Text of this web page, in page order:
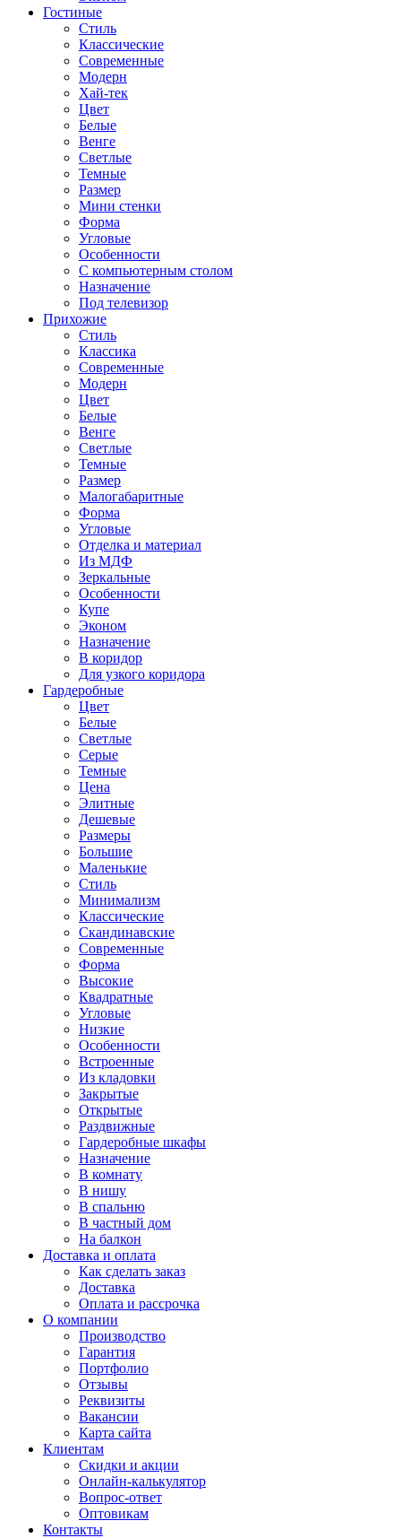
Гостиные
Стиль
Классические
Современные
Модерн
Хай-тек
Цвет
Белые
Венге
Светлые
Темные
Размер
Мини стенки
Форма
Угловые
Особенности
С компьютерным столом
Назначение
Под телевизор
Прихожие
Стиль
Классика
Современные
Модерн
Цвет
Белые
Венге
Светлые
Темные
Размер
Малогабаритные
Форма
Угловые
Отделка и материал
Из МДФ
Зеркальные
Особенности
Купе
Эконом
Назначение
В коридор
Для узкого коридора
Гардеробные
Цвет
Белые
Светлые
Серые
Темные
Цена
Элитные
Дешевые
Размеры
Большие
Маленькие
Стиль
Минимализм
Классические
Скандинавские
Современные
Форма
Высокие
Квадратные
Угловые
Низкие
Особенности
Встроенные
Из кладовки
Закрытые
Открытые
Раздвижные
Гардеробные шкафы
Назначение
В комнату
В нишу
В спальню
В частный дом
На балкон
Доставка и оплата
Как сделать заказ
Доставка
Оплата и рассрочка
О компании
Производство
Гарантия
Портфолио
Отзывы
Реквизиты
Вакансии
Карта сайта
Клиентам
Скидки и акции
Онлайн-калькулятор
Вопрос-ответ
Оптовикам
Контакты